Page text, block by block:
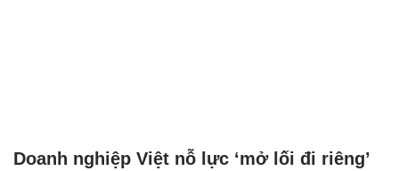
Doanh nghiệp Việt nỗ lực ‘mở lối đi riêng’